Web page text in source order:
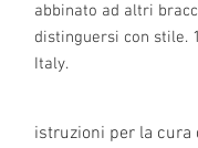
abbinato ad altri
distinguersi con stile.
Italy.
istruzioni per la cura